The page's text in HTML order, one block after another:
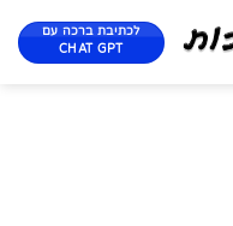
לכתיבת ברכה עם
CHAT GPT